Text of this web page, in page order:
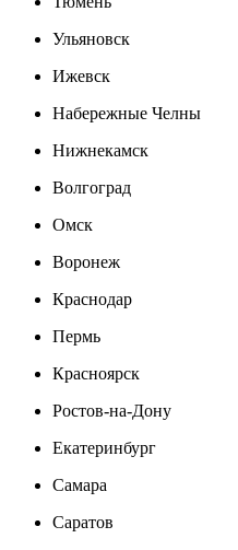
Ульяновск
Ижевск
Набережные Челны
Нижнекамск
Волгоград
Омск
Воронеж
Краснодар
Пермь
Красноярск
Ростов-на-Дону
Екатеринбург
Самара
Саратов